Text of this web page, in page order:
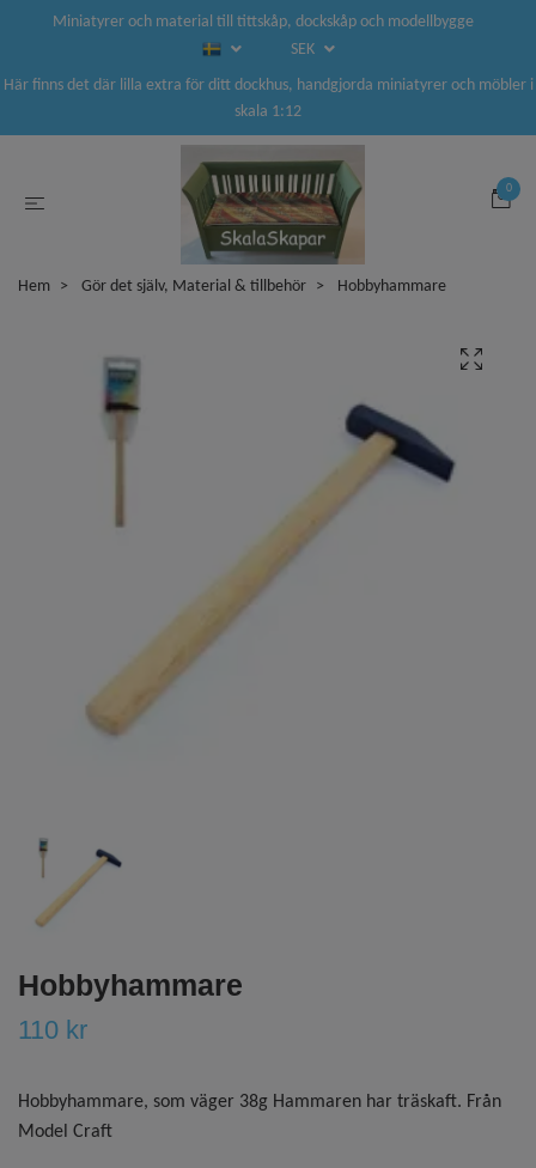
Miniatyrer och material till tittskåp, dockskåp och modellbygge
SEK
Här finns det där lilla extra för ditt dockhus, handgjorda miniatyrer och möbler i
skala 1:12
0
Hem Gör det själv, Material & tillbehör Hobbyhammare
Hobbyhammare
110 kr
Hobbyhammare, som väger 38g Hammaren har träskaft. Från
Model Craft